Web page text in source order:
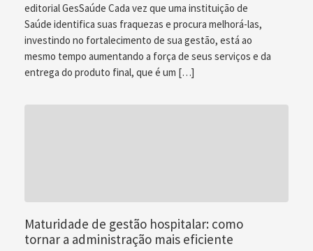
editorial GesSaúde Cada vez que uma instituição de
Saúde identifica suas fraquezas e procura melhorá-las,
investindo no fortalecimento de sua gestão, está ao
mesmo tempo aumentando a força de seus serviços e da
entrega do produto final, que é um […]
Maturidade de gestão hospitalar: como
tornar a administração mais eficiente